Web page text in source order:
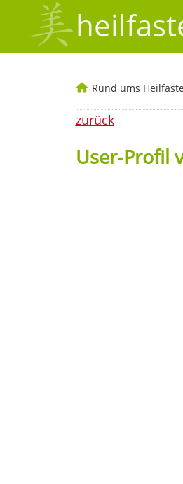
Rund ums
zurück
User-Profil